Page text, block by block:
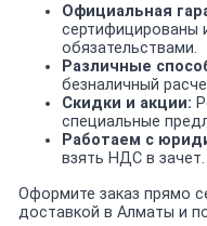
Официальная
сертифицированы
обязательствами.
Различные
безналичный
Скидки и акции:
специальные
Работаем с
взять НДС в зачет.
Оформите заказ прямо
доставкой в Алматы и